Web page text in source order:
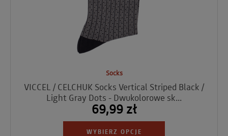
Socks
VICCEL / CELCHUK Socks Vertical Striped Black /
Light Gray Dots - Dwukolorowe sk...
69,99 zł
WYBIERZ OPCJE